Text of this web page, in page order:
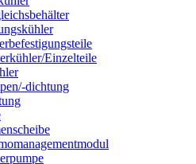
Einzelteile
dichtung